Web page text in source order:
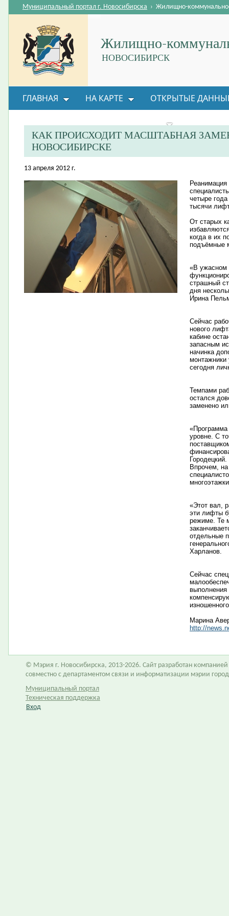
Жилищно-
НОВОСИБИРСК
Муниципальный портал г. Новосибирска › Жилищно-
ГЛАВНАЯ НА КАРТЕ ОТКРЫТЫЕ
ВОПРОС-ОТВЕТ ОРГАНИЗАЦИИ
КАК ПРОИСХОДИТ МАСШТАБНАЯ
НОВОСИБИРСКЕ
13 апреля 2012 г.
четыре
тысячи
От старых
когда в их
подъёмные
«В ужасном
страшный
дня
Ирина
Сейчас
нового
кабине
запасным
начинка
монтажники
сегодня
Темпами
остался
заменено
«Программа
уровне. С
Городецкий.
Впрочем,
«Этот вал,
эти лифты
режиме. Те
отдельные
Харланов.
Сейчас
выполнения
Марина
http://
© Мэрия г. Новосибирска, 2013-2026. Сайт разработан компанией
совместно с департаментом связи и информатизации мэрии
Муниципальный портал
Техническая поддержка
Вход